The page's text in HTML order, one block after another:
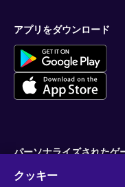
アプリをダウンロード
パーソナライズされたゲ
クッキー